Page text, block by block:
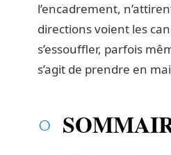
l’encadrement,
directions voient les
s’essouffler, parfois
s’agit de prendre en